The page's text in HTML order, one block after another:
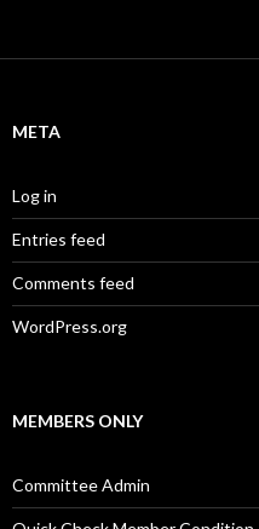
META
Log in
Entries feed
Comments feed
WordPress.org
MEMBERS ONLY
Committee Admin